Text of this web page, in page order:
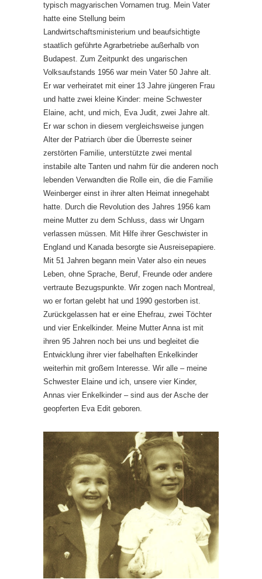
typisch magyarischen Vornamen trug. Mein Vater
hatte eine Stellung beim
Landwirtschaftsministerium und beaufsichtigte
staatlich geführte Agrarbetriebe außerhalb von
Budapest. Zum Zeitpunkt des ungarischen
Volksaufstands 1956 war mein Vater 50 Jahre alt.
Er war verheiratet mit einer 13 Jahre jüngeren Frau
und hatte zwei kleine Kinder: meine Schwester
Elaine, acht, und mich, Eva Judit, zwei Jahre alt.
Er war schon in diesem vergleichsweise jungen
Alter der Patriarch über die Überreste seiner
zerstörten Familie, unterstützte zwei mental
instabile alte Tanten und nahm für die anderen noch
lebenden Verwandten die Rolle ein, die die Familie
Weinberger einst in ihrer alten Heimat innegehabt
hatte. Durch die Revolution des Jahres 1956 kam
meine Mutter zu dem Schluss, dass wir Ungarn
verlassen müssen. Mit Hilfe ihrer Geschwister in
England und Kanada besorgte sie Ausreisepapiere.
Mit 51 Jahren begann mein Vater also ein neues
Leben, ohne Sprache, Beruf, Freunde oder andere
vertraute Bezugspunkte. Wir zogen nach Montreal,
wo er fortan gelebt hat und 1990 gestorben ist.
Zurückgelassen hat er eine Ehefrau, zwei Töchter
und vier Enkelkinder. Meine Mutter Anna ist mit
ihren 95 Jahren noch bei uns und begleitet die
Entwicklung ihrer vier fabelhaften Enkelkinder
weiterhin mit großem Interesse. Wir alle – meine
Schwester Elaine und ich, unsere vier Kinder,
Annas vier Enkelkinder – sind aus der Asche der
geopferten Eva Edit geboren.